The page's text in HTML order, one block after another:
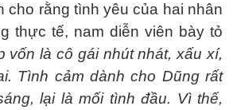
cho rằng tình yêu của hai nhân
thực tế, nam diễn viên bày tỏ
vốn là cô gái nhút nhát, xấu xí,
Tình cảm dành cho Dũng rất
lại là mối tình đầu. Vì thế,